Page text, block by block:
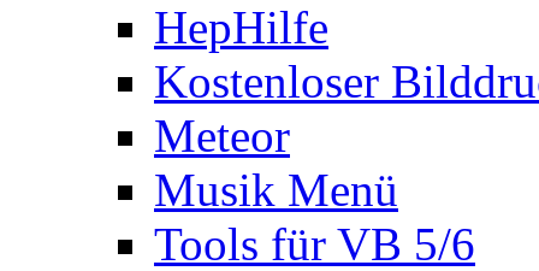
HepHilfe
Kostenloser
Meteor
Musik Menü
Tools für VB 5/6